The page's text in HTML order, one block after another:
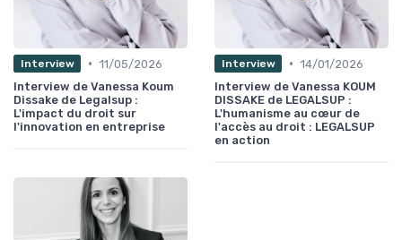
Interview • 11/05/2026
Interview de Vanessa Koum
Dissake de Legalsup :
L'impact du droit sur
l'innovation en entreprise
Interview • 14/01/2026
Interview de Vanessa KOUM
DISSAKE de LEGALSUP :
L'humanisme au cœur de
l'accès au droit : LEGALSUP
en action